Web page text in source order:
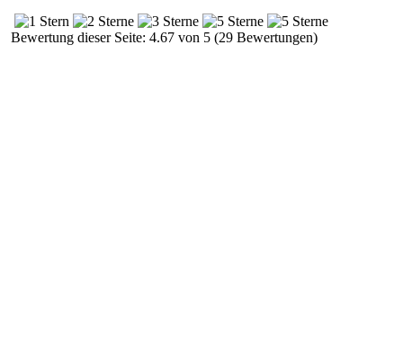
Bewertung dieser Seite: 4.67 von 5 (29 Bewertungen)